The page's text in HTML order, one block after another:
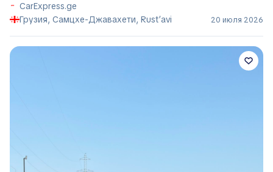
CarExpress.ge
Грузия, Самцхе-Джавахети, Rust’avi
20 июля 2026